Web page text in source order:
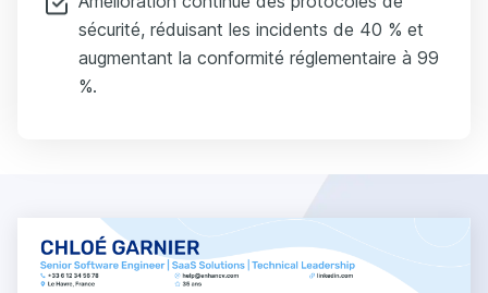
sécurité, réduisant les incidents de 40 % et
augmentant la conformité réglementaire à 99
%.